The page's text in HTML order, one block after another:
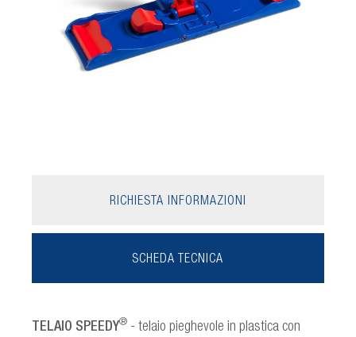
RICHIESTA INFORMAZIONI
SCHEDA TECNICA
TELAIO SPEEDY®- telaio pieghevole in plastica con